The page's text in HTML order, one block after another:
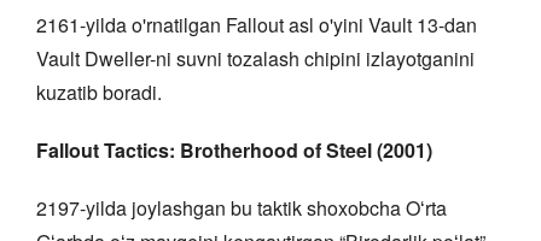
2161-yilda o'rnatilgan Fallout asl o'yini Vault 13-dan
Vault Dweller-ni suvni tozalash chipini izlayotganini
kuzatib boradi.
Fallout Tactics: Brotherhood of Steel (2001)
2197-yilda joylashgan bu taktik shoxobcha Oʻrta